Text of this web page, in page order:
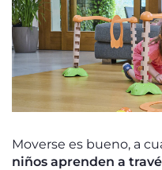
Moverse es bueno, a
niños aprenden a